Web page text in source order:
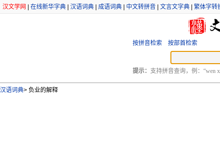
汉文学网 在线新华字典 汉语词典 成语词典 中文转拼音 文言文字典 繁体字转
按拼音检索 按部首检索
提示： 支持拼音查询，例：“wen
汉语词典> 负业的解释